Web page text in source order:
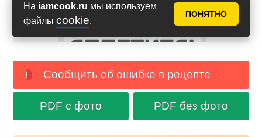
На iamcook.ru мы используем
файлы cookie.
ПОНЯТНО
Сообщить об ошибке в рецепте
PDF с фото PDF без фото